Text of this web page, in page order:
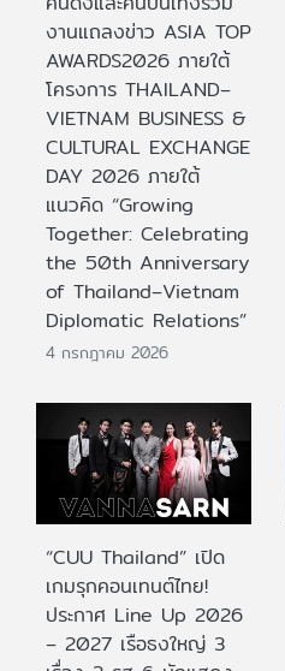
งานแถลงข่าว ASIA TOP
AWARDS2026 ภายใต้
โครงการ THAILAND–
VIETNAM BUSINESS &
CULTURAL EXCHANGE
DAY 2026 ภายใต้
แนวคิด “Growing
Together: Celebrating
the 50th Anniversary
of Thailand–Vietnam
Diplomatic Relations”
4 กรกฎาคม 2026
“CUU Thailand” เปิด
เกมรุกคอนเทนต์ไทย!
ประกาศ Line Up 2026
– 2027 เรือธงใหญ่ 3